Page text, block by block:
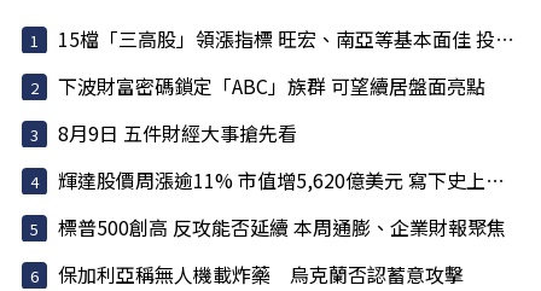
15檔「三高股」領漲指標 旺宏、南亞等基本面佳 投信大買
下波財富密碼鎖定「ABC」族群 可望續居盤面亮點
8月9日 五件財經大事搶先看
輝達股價周漲逾11% 市值增5,620億美元 寫下史上最大單周...
標普500創高 反攻能否延續 本周通膨、企業財報聚焦
保加利亞稱無人機載炸藥 烏克蘭否認蓄意攻擊